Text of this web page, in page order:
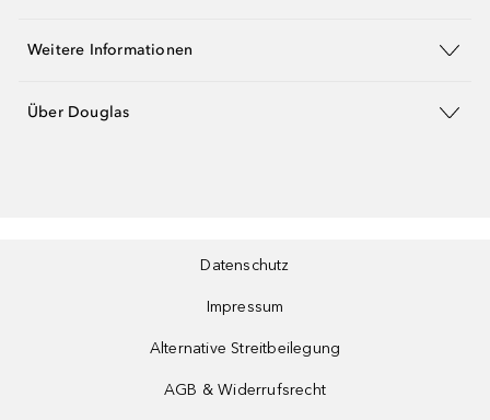
Weitere Informationen
Über Douglas
Datenschutz
Impressum
Alternative Streitbeilegung
AGB & Widerrufsrecht